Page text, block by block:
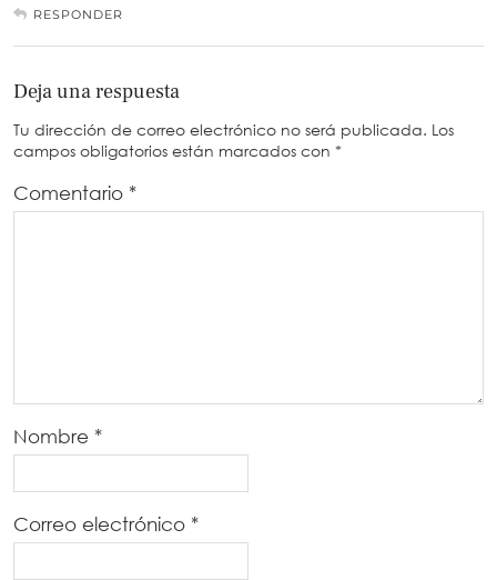
RESPONDER
Deja una respuesta
Tu dirección de correo electrónico no será publicada. Los
campos obligatorios están marcados con *
Comentario *
Nombre *
Correo electrónico *